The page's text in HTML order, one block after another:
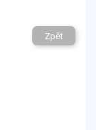
Zpět